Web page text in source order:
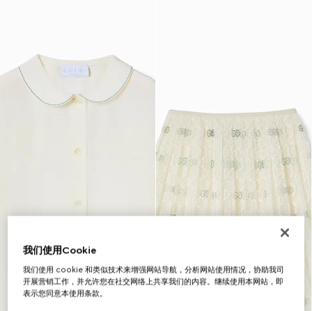
我们使用Cookie
我们使用 cookie 和类似技术来增强网站导航，分析网站使用情况，协助我司
开展营销工作，并允许您在社交网络上共享我们的内容。继续使用本网站，即
表示您同意本使用条款。